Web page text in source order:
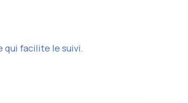
qui facilite le suivi.